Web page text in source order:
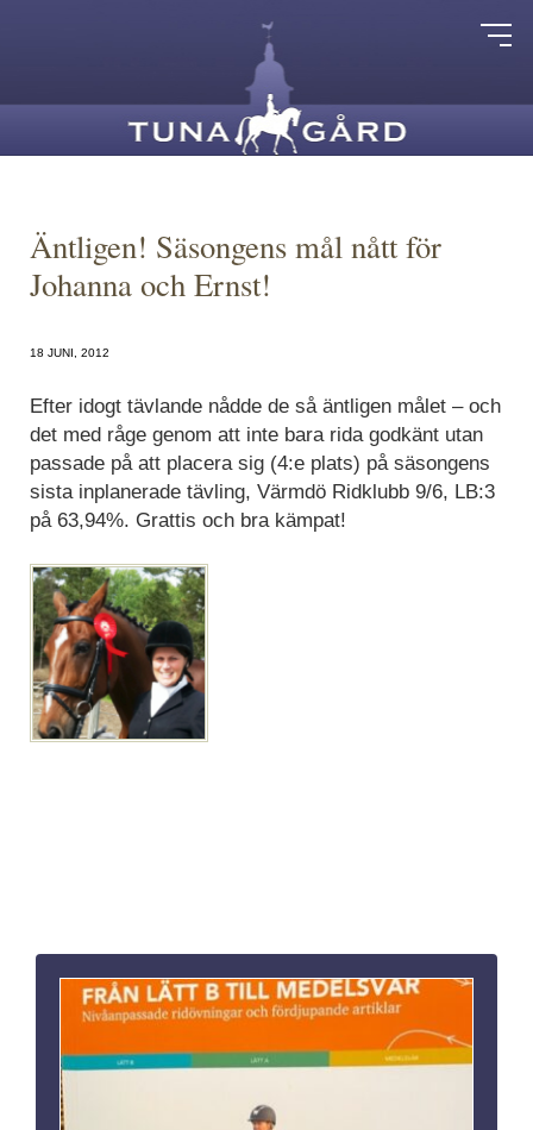
Äntligen! Säsongens mål nått för
Johanna och Ernst!
18 JUNI, 2012
Efter idogt tävlande nådde de så äntligen målet – och
det med råge genom att inte bara rida godkänt utan
passade på att placera sig (4:e plats) på säsongens
sista inplanerade tävling, Värmdö Ridklubb 9/6, LB:3
på 63,94%. Grattis och bra kämpat!